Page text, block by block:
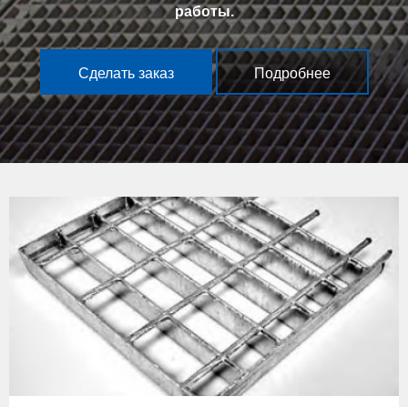
работы.
Сделать заказ Подробнее